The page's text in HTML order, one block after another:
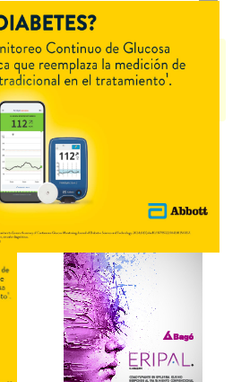
y se indica comoAntitrombótico . Es
con 1 presentación disponible.
con cobertura PAMI.
rivaroxabán
Everex